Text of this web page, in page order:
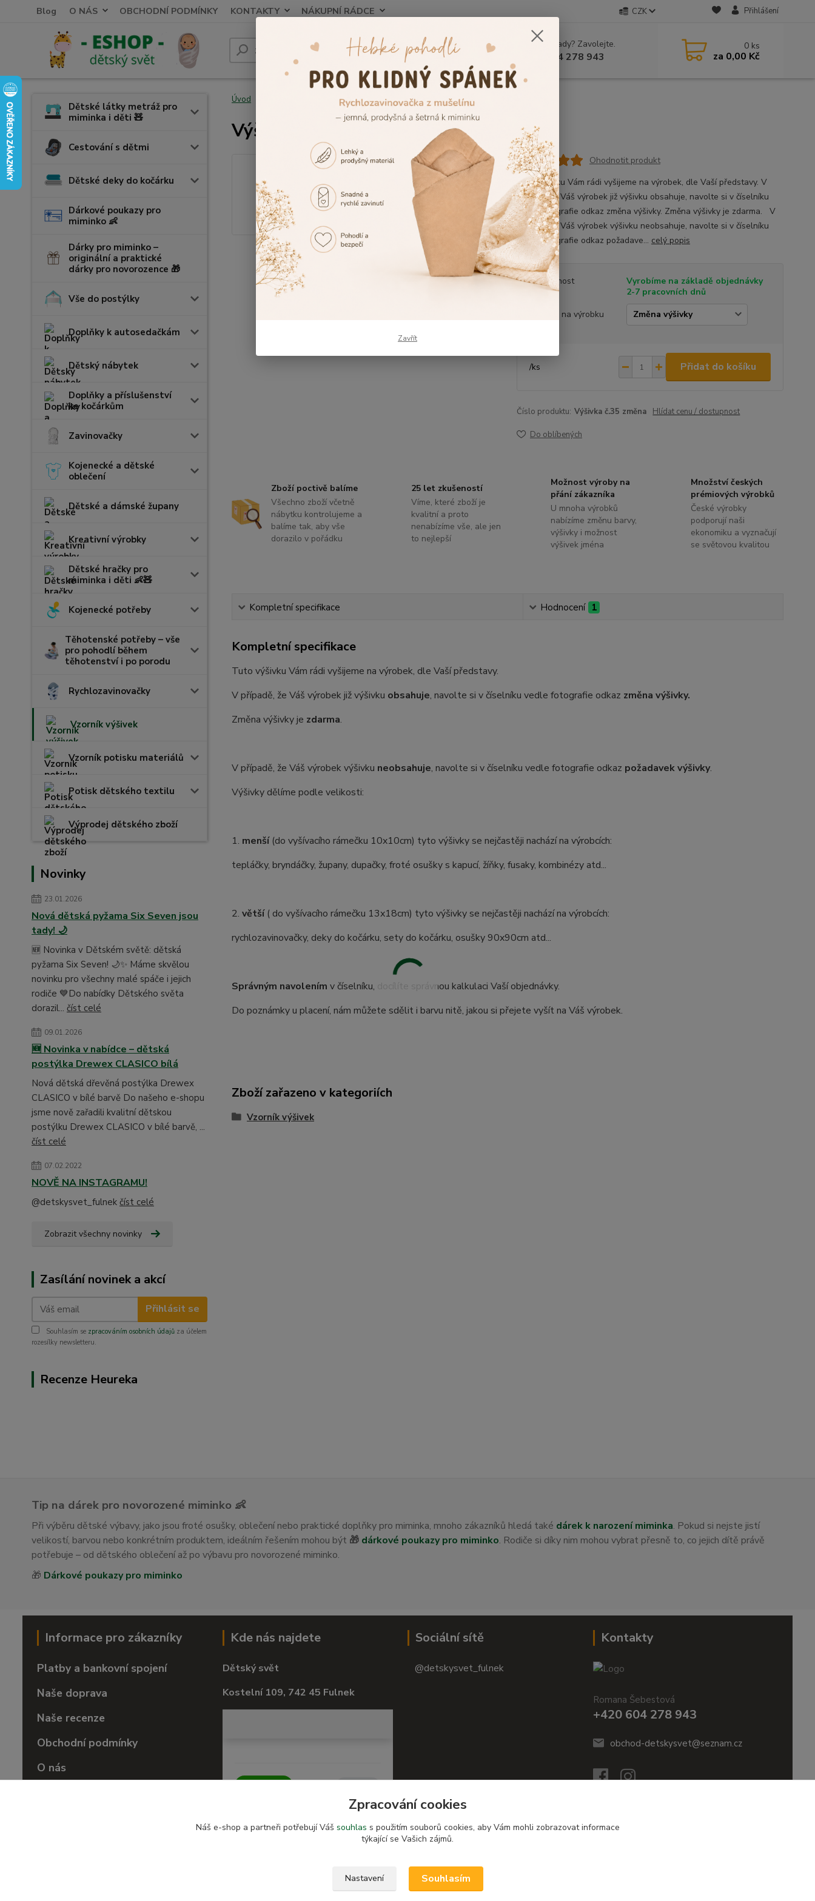
Blog O NÁS OBCHODNÍ PODMÍNKY KONTAKTY NÁKUPNÍ RÁDCE CZK Přihlášení
Hledat Nevíte si rady? Zavolejte.
+420 604 278 943
0 ks
za 0,00 Kč
Dětské látky metráž pro
miminka i děti 🧸
Cestování s dětmi
Dětské deky do kočárku
Dárkové poukazy pro
miminko 👶
Dárky pro miminko –
originální a praktické
dárky pro novorozence 🎁
Vše do postýlky
Doplňky k autosedačkám
Dětský nábytek
Doplňky a příslušenství
ke kočárkům
Zavinovačky
Kojenecké a dětské
oblečení
Dětské a dámské župany
Kreativní výrobky
Dětské hračky pro
miminka i děti 👶🧸
Kojenecké potřeby
Těhotenské potřeby – vše
pro pohodlí během
těhotenství i po porodu
Rychlozavinovačky
Vzorník výšivek
Vzorník potisku materiálů
Potisk dětského textilu
Výprodej dětského zboží
Novinky
23.01.2026
Nová dětská pyžama Six Seven jsou
tady! 🌙
🆕 Novinka v Dětském světě: dětská
pyžama Six Seven! 🌙✨ Máme skvělou
novinku pro všechny malé spáče i jejich
rodiče 💙Do nabídky Dětského světa
dorazil... číst celé
09.01.2026
🆕 Novinka v nabídce – dětská
postýlka Drewex CLASICO bílá
Nová dětská dřevěná postýlka Drewex
CLASICO v bílé barvě Do našeho e-shopu
jsme nově zařadili kvalitní dětskou
postýlku Drewex CLASICO v bílé barvě, ...
číst celé
07.02.2022
NOVĚ NA INSTAGRAMU!
@detskysvet_fulnek číst celé
Zobrazit všechny novinky
Zasílání novinek a akcí
Přihlásit se
Souhlasím se zpracováním osobních údajů za účelem
rozesílky newsletteru.
Recenze Heureka
Úvod Výšivka č.35
Výšivka č.35
Ohodnotit produkt
Tuto výšivku Vám rádi vyšijeme na výrobek, dle Vaší představy. V
případě, že Váš výrobek již výšivku obsahuje, navolte si v číselníku
vedle fotografie odkaz změna výšivky. Změna výšivky je zdarma. V
případě, že Váš výrobek výšivku neobsahuje, navolte si v číselníku
vedle fotografie odkaz požadave... celý popis
Dostupnost
Vyrobíme na základě objednávky
2-7 pracovních dnů
Výšivka na výrobku
/ks Přidat do košíku
Číslo produktu: Výšivka č.35 změna Hlídat cenu / dostupnost
Do oblíbených
Zboží poctivě balíme
Všechno zboží včetně
nábytku kontrolujeme a
balíme tak, aby vše
dorazilo v pořádku
25 let zkušeností
Víme, které zboží je
kvalitní a proto
nenabízíme vše, ale jen
to nejlepší
Možnost výroby na
přání zákazníka
U mnoha výrobků
nabízíme změnu barvy,
výšivky i možnost
výšivek jména
Množství českých
prémiových výrobků
České výrobky
podporují naši
ekonomiku a vyznačují
se světovou kvalitou
Kompletní specifikace Hodnocení 1
Kompletní specifikace
Tuto výšivku Vám rádi vyšijeme na výrobek, dle Vaší představy.
V případě, že Váš výrobek již výšivku obsahuje, navolte si v číselníku vedle fotografie odkaz změna výšivky.
Změna výšivky je zdarma.
V případě, že Váš výrobek výšivku neobsahuje, navolte si v číselníku vedle fotografie odkaz požadavek výšivky.
Výšivky dělíme podle velikosti:
1. menší(do vyšívacího rámečku 10x10cm) tyto výšivky se nejčastěji nachází na výrobcích:
tepláčky, bryndáčky, župany, dupačky, froté osušky s kapucí, žíňky, fusaky, kombinézy atd...
2. větší( do vyšívacího rámečku 13x18cm) tyto výšivky se nejčastěji nachází na výrobcích:
rychlozavinovačky, deky do kočárku, sety do kočárku, osušky 90x90cm atd...
Správným navolením v číselníku, docílíte správnou kalkulaci Vaší objednávky.
Do poznámky u placení, nám můžete sdělit i barvu nitě, jakou si přejete vyšít na Váš výrobek.
Zboží zařazeno v kategoriích
Vzorník výšivek
Tip na dárek pro novorozené miminko 👶
Při výběru dětské výbavy, jako jsou froté osušky, oblečení nebo praktické doplňky pro miminka, mnoho zákazníků hledá také dárek k narození miminka. Pokud si nejste jistí
velikostí, barvou nebo konkrétním produktem, ideálním řešením mohou být 🎁 dárkové poukazy pro miminko. Rodiče si díky nim mohou vybrat přesně to, co jejich dítě právě
potřebuje – od dětského oblečení až po výbavu pro novorozené miminko.
🎁 Dárkové poukazy pro miminko
Informace pro zákazníky
Platby a bankovní spojení
Naše doprava
Naše recenze
Obchodní podmínky
O nás
Kde nás najdete
Dětský svět
Kostelní 109, 742 45 Fulnek
Sociální sítě
@detskysvet_fulnek
Kontakty
Romana Šebestová
+420 604 278 943
obchod-detskysvet@seznam.cz
Zavřít
Zpracování cookies
Náš e-shop a partneři potřebují Váš souhlas s použitím souborů cookies, aby Vám mohli zobrazovat informace
týkající se Vašich zájmů.
Nastavení Souhlasím